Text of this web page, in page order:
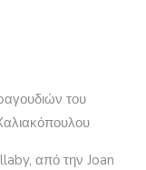
του
από την Joan